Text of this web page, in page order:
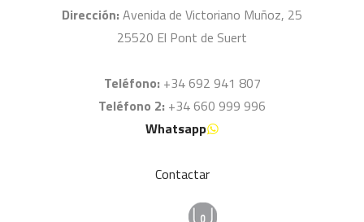
Dirección: Avenida de Victoriano Muñoz, 25
25520 El Pont de Suert
Teléfono: +34 692 941 807
Teléfono 2: +34 660 999 996
Whatsapp
Contactar